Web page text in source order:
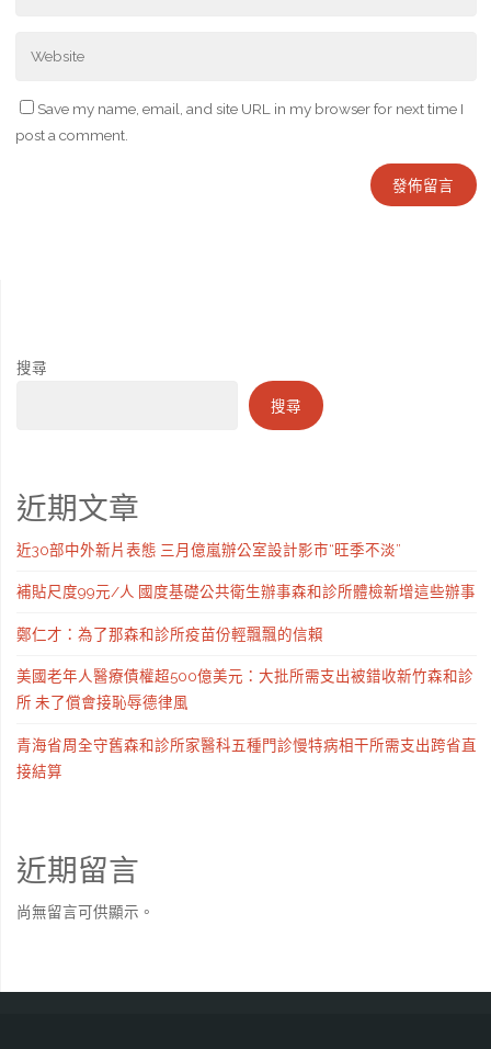
Save my name, email, and site URL in my browser for next time I
post a comment.
搜尋
搜尋
近期文章
近30部中外新片表態 三月億嵐辦公室設計影市“旺季不淡”
補貼尺度99元/人 國度基礎公共衛生辦事森和診所體檢新增這些辦事
鄭仁才：為了那森和診所疫苗份輕飄飄的信賴
美國老年人醫療債權超500億美元：大批所需支出被錯收新竹森和診
所 未了償會接恥辱德律風
青海省周全守舊森和診所家醫科五種門診慢特病相干所需支出跨省直
接結算
近期留言
尚無留言可供顯示。